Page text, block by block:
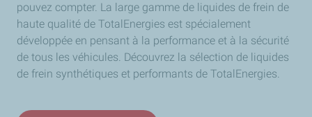
pouvez compter. La large gamme de liquides de frein de
haute qualité de TotalEnergies est spécialement
développée en pensant à la performance et à la sécurité
de tous les véhicules. Découvrez la sélection de liquides
de frein synthétiques et performants de TotalEnergies.